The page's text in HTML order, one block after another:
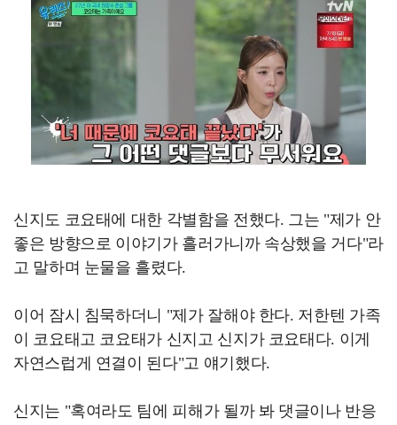
신지도 코요태에 대한 각별함을 전했다. 그는 "제가 안
좋은 방향으로 이야기가 흘러가니까 속상했을 거다"라
고 말하며 눈물을 흘렸다.
이어 잠시 침묵하더니 "제가 잘해야 한다. 저한텐 가족
이 코요태고 코요태가 신지고 신지가 코요태다. 이게
자연스럽게 연결이 된다"고 얘기했다.
신지는 "혹여라도 팀에 피해가 될까 봐 댓글이나 반응